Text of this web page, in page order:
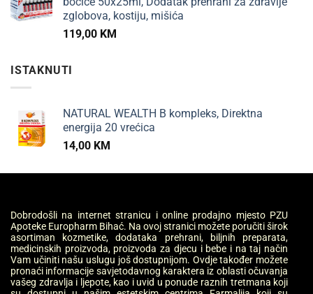
zglobova, kostiju, mišića
119,00 KM
ISTAKNUTI
NATURAL WEALTH B kompleks, Direktna
energija 20 vrećica
14,00 KM
Dobrodošli na internet stranicu i online prodajno mjesto PZU
Apoteke Europharm Bihać. Na ovoj stranici možete poručiti širok
asortiman kozmetike, dodataka prehrani, biljnih preparata,
medicinskih proizvoda, proizvoda za djecu i bebe i na taj način
Vam učiniti našu uslugu još dostupnijom. Ovdje također možete
pronaći informacije savjetodavnog karaktera iz oblasti očuvanja
vašeg zdravlja i ljepote, kao i uvid u ponude raznih tretmana koji